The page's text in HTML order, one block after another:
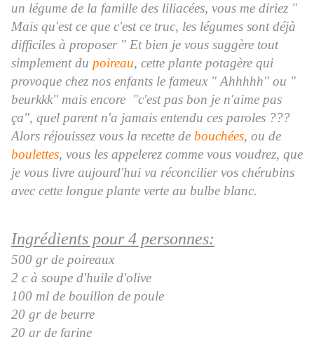
un légume de la famille des liliacées, vous me diriez "
Mais qu'est ce que c'est ce truc, les légumes sont déjà
difficiles à proposer " Et bien je vous suggère tout
simplement du poireau, cette plante potagère qui
provoque chez nos enfants le fameux " Ahhhhh" ou "
beurkkk" mais encore "c'est pas bon je n'aime pas
ça", quel parent n'a jamais entendu ces paroles ???
Alors réjouissez vous la recette de bouchées, ou de
boulettes, vous les appelerez comme vous voudrez, que
je vous livre aujourd'hui va réconcilier vos chérubins
avec cette longue plante verte au bulbe blanc.
Ingrédients pour 4 personnes:
500 gr de poireaux
2 c à soupe d'huile d'olive
100 ml de bouillon de poule
20 gr de beurre
20 gr de farine